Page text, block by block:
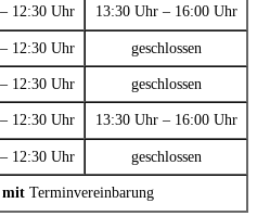
12:30 Uhr 13:30 Uhr – 16:00 Uhr
12:30 Uhr geschlossen
12:30 Uhr geschlossen
12:30 Uhr 13:30 Uhr – 16:00 Uhr
12:30 Uhr geschlossen
Terminvereinbarung